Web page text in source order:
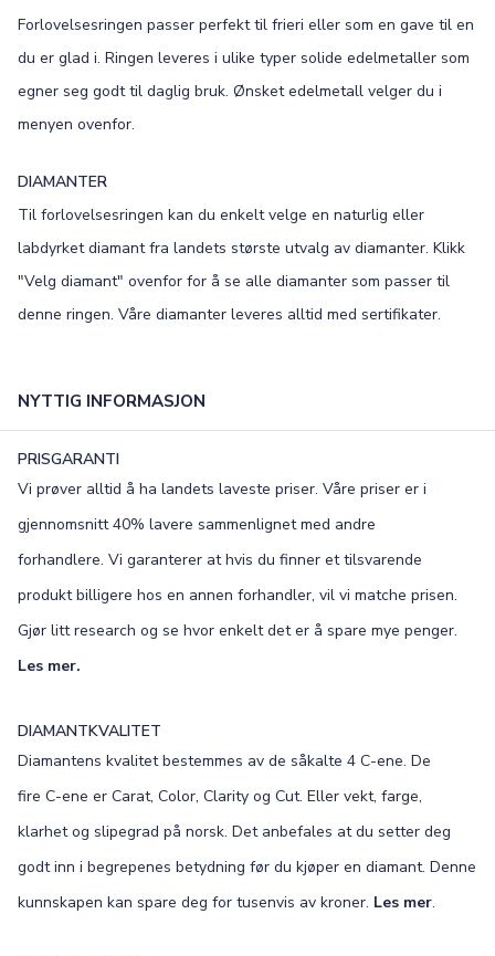
Old English Bookman
Colonna Edwardian
Script MT
Forlovelsesringen passer perfekt til frieri eller som en gave til en
du er glad i. Ringen leveres i ulike typer solide edelmetaller som
egner seg godt til daglig bruk. Ønsket edelmetall velger du i
menyen ovenfor.
DIAMANTER
Til forlovelsesringen kan du enkelt velge en naturlig eller
labdyrket diamant fra landets største utvalg av diamanter. Klikk
"Velg diamant" ovenfor for å se alle diamanter som passer til
denne ringen. Våre diamanter leveres alltid med sertifikater.
NYTTIG INFORMASJON
PRISGARANTI
Vi prøver alltid å ha landets laveste priser. Våre priser er i
gjennomsnitt 40% lavere sammenlignet med andre
forhandlere. Vi garanterer at hvis du finner et tilsvarende
produkt billigere hos en annen forhandler, vil vi matche prisen.
Gjør litt research og se hvor enkelt det er å spare mye penger.
Les mer.
DIAMANTKVALITET
Diamantens kvalitet bestemmes av de såkalte 4 C-ene. De
fire C-ene er Carat, Color, Clarity og Cut. Eller vekt, farge,
klarhet og slipegrad på norsk. Det anbefales at du setter deg
godt inn i begrepenes betydning før du kjøper en diamant. Denne
kunnskapen kan spare deg for tusenvis av kroner. Les mer.